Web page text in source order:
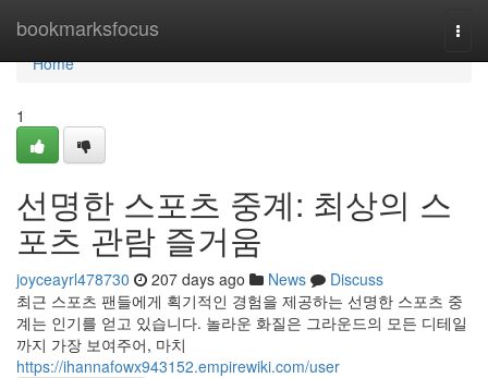
bookmarksfocus
Home
Home
1
선명한 스포츠 중계: 최상의 스
포츠 관람 즐거움
joyceayrl478730 207 days ago News
Discuss
최근 스포츠 팬들에게 획기적인 경험을 제공하는 선명한 스포츠 중
계는 인기를 얻고 있습니다. 놀라운 화질은 그라운드의 모든 디테일
까지 가장 보여주어, 마치
https://ihannafowx943152.empirewiki.com/user